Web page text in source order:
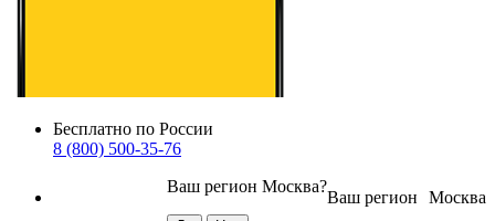
Бесплатно по России
8 (800) 500-35-76
Москва
Ваш регион
Ваш регион Москва?